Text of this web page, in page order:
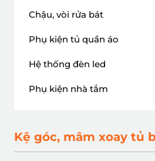
Chậu, vòi rửa bát
Phụ kiện tủ quần áo
Hệ thống đèn led
Phụ kiện nhà tắm
Kệ góc, mâm xoay tủ